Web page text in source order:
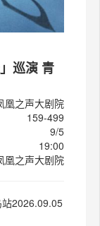
巡演 青
凰之声大剧院
159-499
9/5
19:00
凰之声大剧院
2026.09.05